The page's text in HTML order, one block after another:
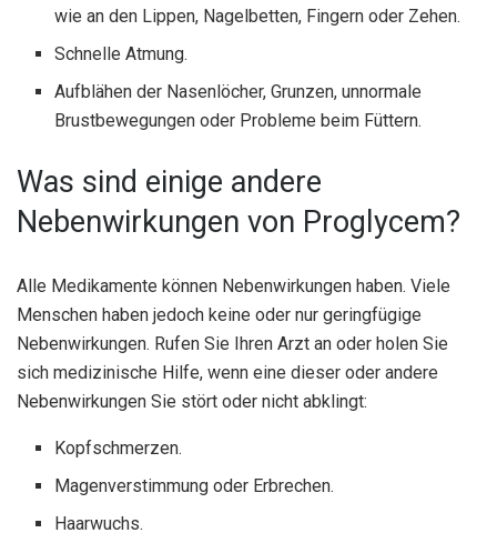
wie an den Lippen, Nagelbetten, Fingern oder Zehen.
Schnelle Atmung.
Aufblähen der Nasenlöcher, Grunzen, unnormale
Brustbewegungen oder Probleme beim Füttern.
Was sind einige andere
Nebenwirkungen von Proglycem?
Alle Medikamente können Nebenwirkungen haben. Viele
Menschen haben jedoch keine oder nur geringfügige
Nebenwirkungen. Rufen Sie Ihren Arzt an oder holen Sie
sich medizinische Hilfe, wenn eine dieser oder andere
Nebenwirkungen Sie stört oder nicht abklingt:
Kopfschmerzen.
Magenverstimmung oder Erbrechen.
Haarwuchs.